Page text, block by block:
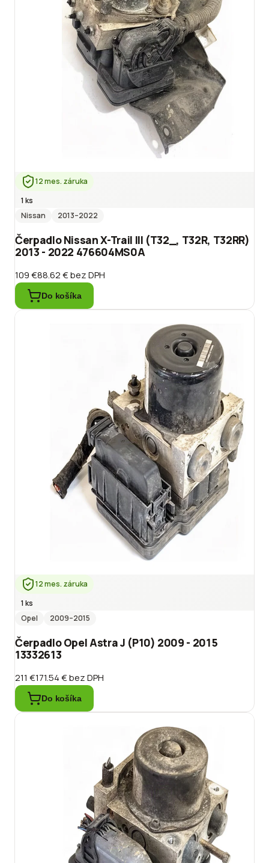
12 mes. záruka
1 ks
Nissan
2013–2022
Čerpadlo Nissan X-Trail III (T32_, T32R, T32RR)
2013 - 2022 476604MS0A
109 €88.62 €bez DPH
Do košíka
12 mes. záruka
1 ks
Opel
2009–2015
Čerpadlo Opel Astra J (P10) 2009 - 2015
13332613
211 €171.54 €bez DPH
Do košíka